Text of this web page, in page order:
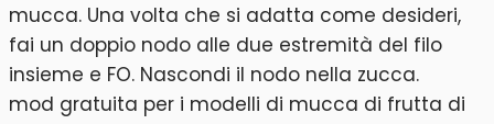
mucca. Una volta che si adatta come desideri,
fai un doppio nodo alle due estremità del filo
insieme e FO. Nascondi il nodo nella zucca.
mod gratuita per i modelli di mucca di frutta di